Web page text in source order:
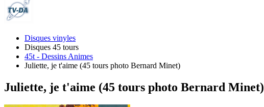
Disques vinyles
Disques 45 tours
45t - Dessins Animes
Juliette, je t'aime (45 tours photo Bernard Minet)
Juliette, je t'aime (45 tours photo Bernard Minet)